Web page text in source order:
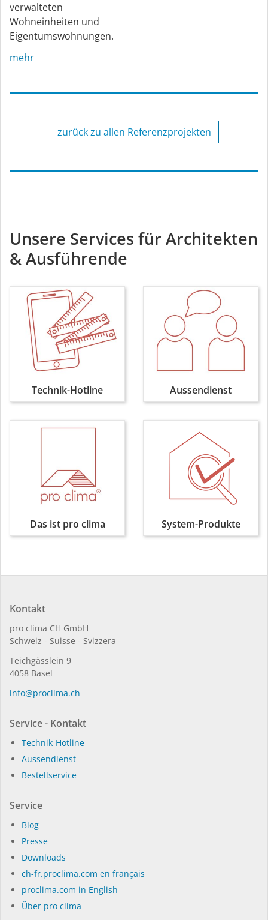
verwalteten
Wohneinheiten und
Eigentumswohnungen.
mehr
zurück zu allen Referenzprojekten
Unsere Services für Architekten
& Ausführende
Technik-Hotline Aussendienst
Das ist pro clima System-Produkte
Kontakt
pro clima CH GmbH
Schweiz - Suisse - Svizzera
Teichgässlein 9
4058 Basel
in­fo@procli­ma.ch
Service - Kontakt
Technik-Hotline
Aussendienst
Bestellservice
Service
Blog
Presse
Dow­n­loads
ch-fr.proclima.com en français
proclima.com in English
Über pro clima